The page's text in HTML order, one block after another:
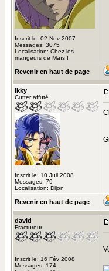
Inscrit le: 02 Nov 2007
Messages: 3075
Localisation: Chez les
mangeurs de Maïs !
Revenir en haut de page
Ikky
Cutter affuté
Inscrit le: 10 Juil 2008
Messages: 79
Localisation: Dijon
Revenir en haut de page
david
Fractureur
Inscrit le: 16 Fév 2008
Messages: 174